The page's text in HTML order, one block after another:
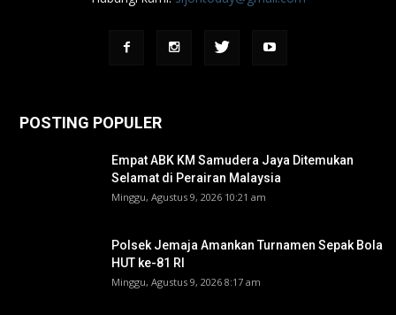
POSTING POPULER
Empat ABK KM Samudera Jaya Ditemukan
Selamat di Perairan Malaysia
Minggu, Agustus 9, 2026 10:21 am
Polsek Jemaja Amankan Turnamen Sepak Bola
HUT ke-81 RI ‎
Minggu, Agustus 9, 2026 8:17 am